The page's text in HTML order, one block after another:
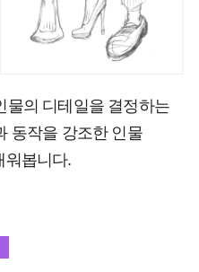
물의 디테일을 결정하는
동작을 강조한 인물
워봅니다.